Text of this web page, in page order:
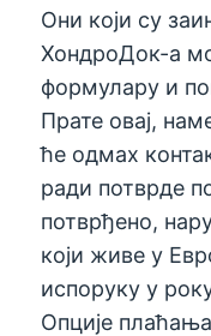
Они који су
ХондроДок-а
формулару и
Прате овај,
ће одмах
ради потврде
потврђено,
који живе у
испоруку у
Опције